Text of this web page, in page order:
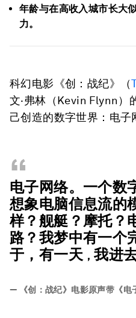
年龄与在高收入城市长大
力。
科幻电影《创：战纪》（
文·弗林（Kevin Flynn）
己创造的数字世界：电子
“
电子网络。一个数
想象电脑信息流的
样？舰艇？摩托？
路？我梦中有一个
于，有一天 ，我进
— 《创：战纪》电影原声带《